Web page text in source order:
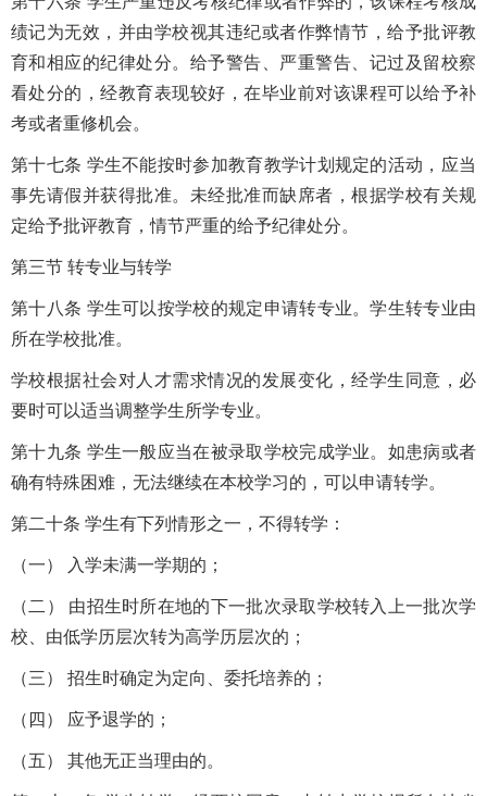
绩记为无效，并由学校视其违纪或者作弊情节，给予批评教
育和相应的纪律处分。给予警告、严重警告、记过及留校察
看处分的，经教育表现较好，在毕业前对该课程可以给予补
考或者重修机会。
第十七条 学生不能按时参加教育教学计划规定的活动，应当
事先请假并获得批准。未经批准而缺席者，根据学校有关规
定给予批评教育，情节严重的给予纪律处分。
第三节 转专业与转学
第十八条 学生可以按学校的规定申请转专业。学生转专业由
所在学校批准。
学校根据社会对人才需求情况的发展变化，经学生同意，必
要时可以适当调整学生所学专业。
第十九条 学生一般应当在被录取学校完成学业。如患病或者
确有特殊困难，无法继续在本校学习的，可以申请转学。
第二十条 学生有下列情形之一，不得转学：
（一） 入学未满一学期的；
（二） 由招生时所在地的下一批次录取学校转入上一批次学
校、由低学历层次转为高学历层次的；
（三） 招生时确定为定向、委托培养的；
（四） 应予退学的；
（五） 其他无正当理由的。